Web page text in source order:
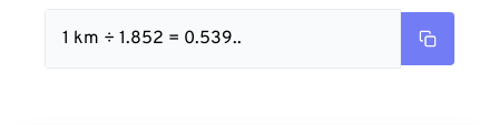
1 km ÷ 1.852 = 0.539..